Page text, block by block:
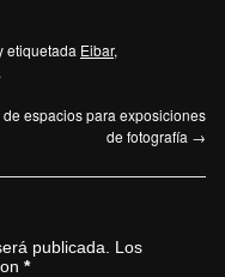
etiquetada Eibar,
de espacios para exposiciones
de fotografía →
publicada.
Los
*